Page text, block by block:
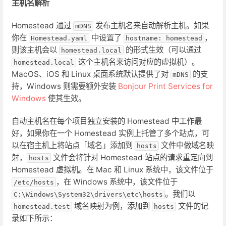
主机名解析
Homestead 通过 mDNS 发布主机名来自动解析主机。如果
你在 Homestead.yaml 中设置了 hostname: homestead ，
则该主机会以
homestead.local 的形式生效（可以通过
homestead.local
这个主机名来访问对应的虚拟机）。
MacOS、iOS 和 Linux 桌面系统默认提供了对 mDNS
的支
持，Windows 则需要额外安装 Bonjour Print Services for
Windows 使其生效。
自动主机名在每个项目独立安装的 Homestead 中工作最
好，如果你在一个 Homestead 实例上托管了多个站点，可
以在宿主机上将站点「域名」添加到
hosts 文件中做域名映
射，
hosts 文件会将针对 Homestead 站点的请求重定向到
Homestead 虚拟机。在 Mac 和 Linux 系统中，该文件位于
/etc/hosts ，在 Windows 系统中，该文件位于
C:\Windows\System32\drivers\etc\hosts 。我们以
homestead.test 域名映射为例，添加到 hosts 文件的记
录如下所示：